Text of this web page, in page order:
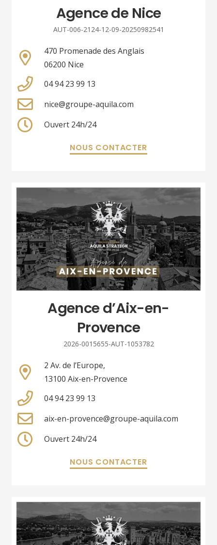
Agence de Nice
AUT-006-2124-12-09-20250982541
470 Promenade des Anglais
06200 Nice
04 94 23 99 13
nice@groupe-aquila.com
Ouvert 24h/24
NOUS CONTACTER
Agence d’Aix-en-
Provence
2026-0015655-AUT-1053782
2 Av. de l’Europe,
13100 Aix-en-Provence
04 94 23 99 13
aix-en-provence@groupe-aquila.com
Ouvert 24h/24
NOUS CONTACTER